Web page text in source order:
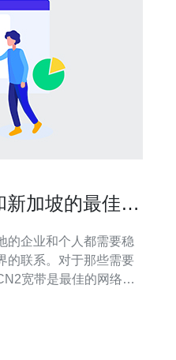
加坡的最佳网
的企业和个人都需要稳
的联系。对于那些需要
宽带是最佳的网络选